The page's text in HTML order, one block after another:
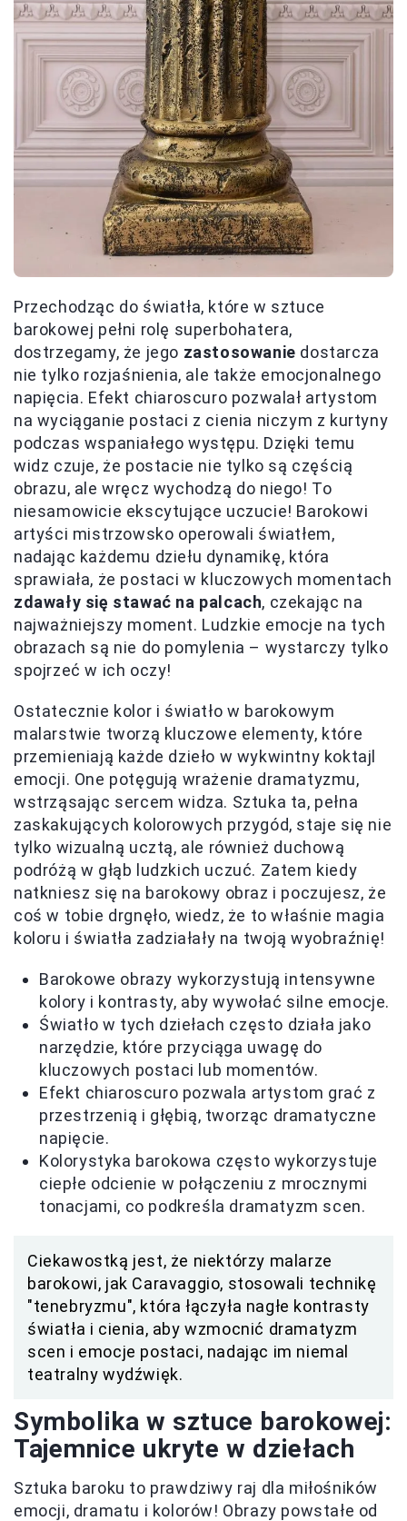
Przechodząc do światła, które w sztuce
barokowej pełni rolę superbohatera,
dostrzegamy, że jego zastosowanie dostarcza
nie tylko rozjaśnienia, ale także emocjonalnego
napięcia. Efekt chiaroscuro pozwalał artystom
na wyciąganie postaci z cienia niczym z kurtyny
podczas wspaniałego występu. Dzięki temu
widz czuje, że postacie nie tylko są częścią
obrazu, ale wręcz wychodzą do niego! To
niesamowicie ekscytujące uczucie! Barokowi
artyści mistrzowsko operowali światłem,
nadając każdemu dziełu dynamikę, która
sprawiała, że postaci w kluczowych momentach
zdawały się stawać na palcach, czekając na
najważniejszy moment. Ludzkie emocje na tych
obrazach są nie do pomylenia – wystarczy tylko
spojrzeć w ich oczy!
Ostatecznie kolor i światło w barokowym
malarstwie tworzą kluczowe elementy, które
przemieniają każde dzieło w wykwintny koktajl
emocji. One potęgują wrażenie dramatyzmu,
wstrząsając sercem widza. Sztuka ta, pełna
zaskakujących kolorowych przygód, staje się nie
tylko wizualną ucztą, ale również duchową
podróżą w głąb ludzkich uczuć. Zatem kiedy
natkniesz się na barokowy obraz i poczujesz, że
coś w tobie drgnęło, wiedz, że to właśnie magia
koloru i światła zadziałały na twoją wyobraźnię!
Barokowe obrazy wykorzystują intensywne
kolory i kontrasty, aby wywołać silne emocje.
Światło w tych dziełach często działa jako
narzędzie, które przyciąga uwagę do
kluczowych postaci lub momentów.
Efekt chiaroscuro pozwala artystom grać z
przestrzenią i głębią, tworząc dramatyczne
napięcie.
Kolorystyka barokowa często wykorzystuje
ciepłe odcienie w połączeniu z mrocznymi
tonacjami, co podkreśla dramatyzm scen.
Ciekawostką jest, że niektórzy malarze
barokowi, jak Caravaggio, stosowali technikę
"tenebryzmu", która łączyła nagłe kontrasty
światła i cienia, aby wzmocnić dramatyzm
scen i emocje postaci, nadając im niemal
teatralny wydźwięk.
Symbolika w sztuce barokowej:
Tajemnice ukryte w dziełach
Sztuka baroku to prawdziwy raj dla miłośników
emocji, dramatu i kolorów! Obrazy powstałe od